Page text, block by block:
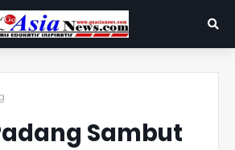
Sambut